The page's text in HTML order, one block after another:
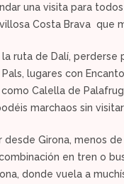
una visita para
Costa Brava que
ruta de Dalí, perderse
lugares con
Calella de
marchaos sin visitar
Girona, menos de
en tren o
donde vuela a